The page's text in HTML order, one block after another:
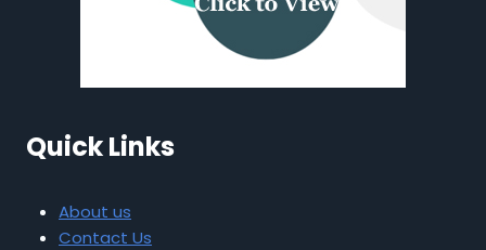
Quick Links
About us
Contact Us